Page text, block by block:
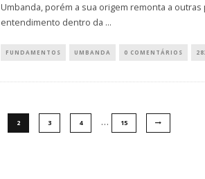
Umbanda, porém a sua origem remonta a
entendimento dentro da ...
FUNDAMENTOS UMBANDA 0 COMENTÁRIOS
2 3 4 … 15